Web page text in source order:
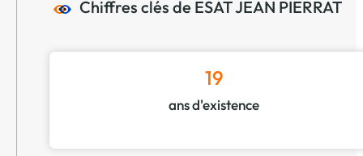
Chiffres clés de ESAT JEAN PIERRAT
19
ans d'existence